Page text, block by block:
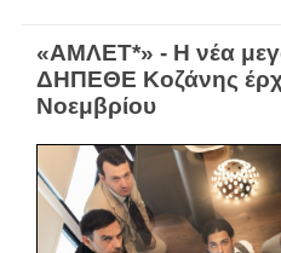
«ΑΜΛΕΤ*» - Η νέα
ΔΗΠΕΘΕ Κοζάνης
Νοεμβρίου